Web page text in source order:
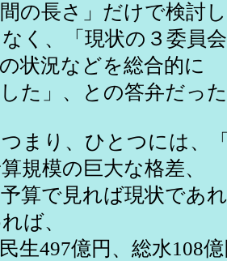
の長さ」だけで検討し
、「現状の３委員会
状況などを総合的に
」、との答弁だっ
、ひとつには、「
規模の巨大な格差、
で見れば現状であれ
ば、
円、総水108億円